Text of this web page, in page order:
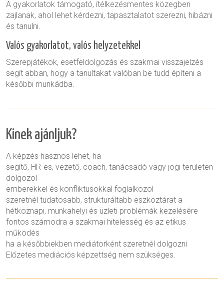
A gyakorlatok támogató, ítélkezésmentes közegben
zajlanak, ahol lehet kérdezni, tapasztalatot szerezni, hibázni
és tanulni.
Valós gyakorlatot, valós helyzetekkel
Szerepjátékok, esetfeldolgozás és szakmai visszajelzés
segít abban, hogy a tanultakat valóban be tudd építeni a
későbbi munkádba.
Kinek ajánljuk?
A képzés hasznos lehet, ha
segítő, HR-es, vezető, coach, tanácsadó vagy jogi területen
dolgozol
emberekkel és konfliktusokkal foglalkozol
szeretnél tudatosabb, strukturáltabb eszköztárat a
hétköznapi, munkahelyi és üzleti problémák kezelésére
fontos számodra a szakmai hitelesség és az etikus
működés
ha a későbbiekben mediátorként szeretnél dolgozni
Előzetes mediációs képzettség nem szükséges.